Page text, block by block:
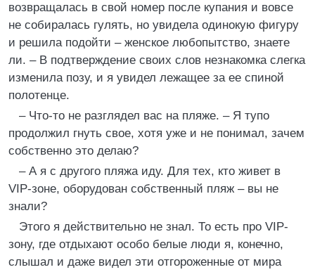
возвращалась в свой номер после купания и вовсе
не собиралась гулять, но увидела одинокую фигуру
и решила подойти – женское любопытство, знаете
ли. – В подтверждение своих слов незнакомка слегка
изменила позу, и я увидел лежащее за ее спиной
полотенце.
– Что-то не разглядел вас на пляже. – Я тупо
продолжил гнуть свое, хотя уже и не понимал, зачем
собственно это делаю?
– А я с другого пляжа иду. Для тех, кто живет в
VIP-зоне, оборудован собственный пляж – вы не
знали?
Этого я действительно не знал. То есть про VIP-
зону, где отдыхают особо белые люди я, конечно,
слышал и даже видел эти отгороженные от мира